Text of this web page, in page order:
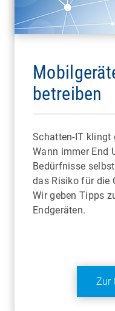
betreiben
Schatten-IT klingt
Wann immer End
Bedürfnisse
das Risiko für die
Wir geben Tipps
Endgeräten.
Zur